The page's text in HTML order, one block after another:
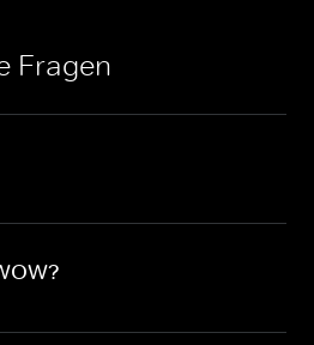
Fragen